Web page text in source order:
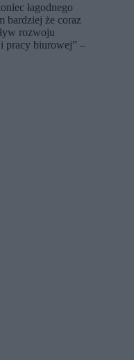
łagodnego
bardziej że coraz
rozwoju
pracy biurowej” –